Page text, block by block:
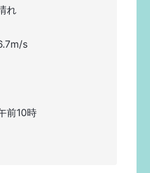
れ
s
前10時